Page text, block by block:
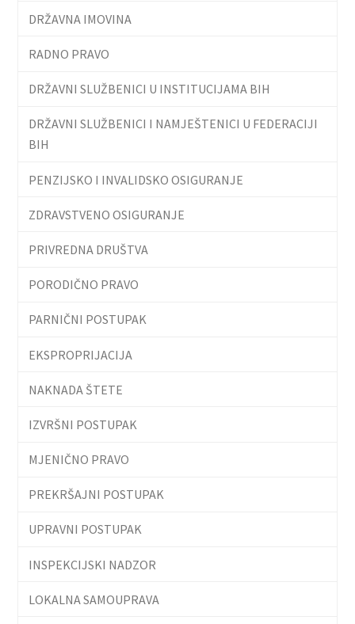
DRŽAVNA IMOVINA
RADNO PRAVO
DRŽAVNI SLUŽBENICI U INSTITUCIJAMA BIH
DRŽAVNI SLUŽBENICI I NAMJEŠTENICI U FEDERACIJI
BIH
PENZIJSKO I INVALIDSKO OSIGURANJE
ZDRAVSTVENO OSIGURANJE
PRIVREDNA DRUŠTVA
PORODIČNO PRAVO
PARNIČNI POSTUPAK
EKSPROPRIJACIJA
NAKNADA ŠTETE
IZVRŠNI POSTUPAK
MJENIČNO PRAVO
PREKRŠAJNI POSTUPAK
UPRAVNI POSTUPAK
INSPEKCIJSKI NADZOR
LOKALNA SAMOUPRAVA